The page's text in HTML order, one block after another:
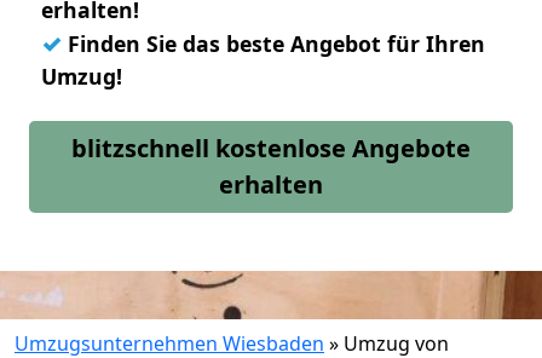
erhalten!
✓ Finden Sie das beste Angebot für Ihren
Umzug!
blitzschnell kostenlose Angebote
erhalten
Umzugsunternehmen Wiesbaden » Umzug von